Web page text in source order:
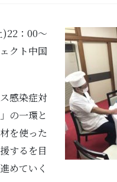
)22：00～
クト中国
感染症対
の一環と
を使った
するを目
めていく